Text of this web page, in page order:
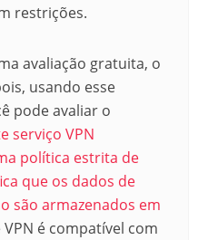
restrições.
avaliação gratuita, o
usando esse
pode avaliar o
serviço VPN
política estrita de
que os dados de
são armazenados em
VPN é compatível com